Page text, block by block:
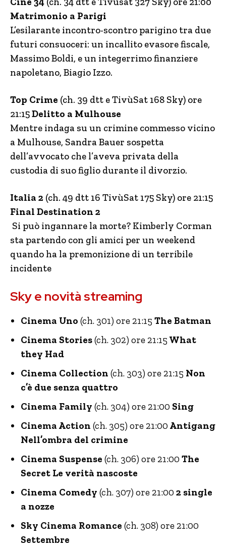
Matrimonio a Parigi
L’esilarante incontro-scontro parigino tra due
futuri consuoceri: un incallito evasore fiscale,
Massimo Boldi, e un integerrimo finanziere
napoletano, Biagio Izzo.
Top Crime (ch. 39 dtt e TivùSat 168 Sky) ore
21:15Delitto a Mulhouse
Mentre indaga su un crimine commesso vicino
a Mulhouse, Sandra Bauer sospetta
dell’avvocato che l’aveva privata della
custodia di suo figlio durante il divorzio.
Italia 2 (ch. 49 dtt 16 TivùSat 175 Sky) ore 21:15
Final Destination 2
Si può ingannare la morte? Kimberly Corman
sta partendo con gli amici per un weekend
quando ha la premonizione di un terribile
incidente
Sky e novità streaming
Cinema Uno (ch. 301) ore 21:15 The Batman
Cinema Stories(ch. 302) ore 21:15 What
they Had
Cinema Collection (ch. 303) ore 21:15 Non
c’è due senza quattro
Cinema Family (ch. 304) ore 21:00 Sing
Cinema Action (ch. 305) ore 21:00 Antigang
Nell’ombra del crimine
Cinema Suspense (ch. 306) ore 21:00 The
Secret Le verità nascoste
Cinema Comedy (ch. 307) ore 21:00 2 single
a nozze
Sky Cinema Romance (ch. 308) ore 21:00
Settembre